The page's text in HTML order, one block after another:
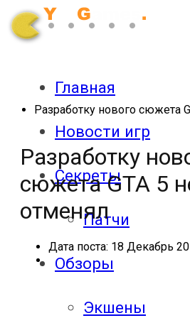
Главная
Новости игр
Секреты
Патчи
Обзоры
Экшены
Разработку нового сюжета
Разработку
сюжета GTA 5
отменял
Дата поста: 18 Декабрь